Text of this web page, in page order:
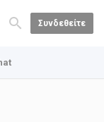
Συνδεθείτε